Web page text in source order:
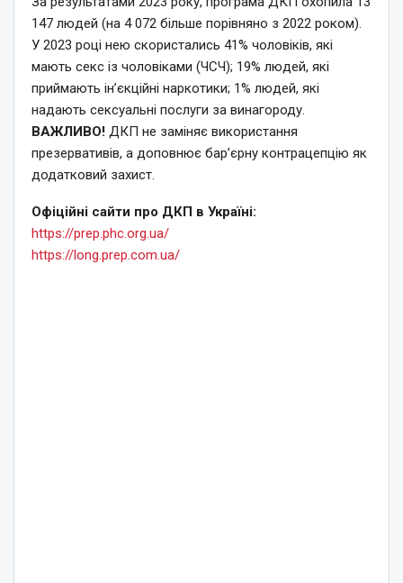
147 людей (на 4 072 більше порівняно з 2022 роком).
У 2023 році нею скористались 41% чоловіків, які
мають секс із чоловіками (ЧСЧ); 19% людей, які
приймають ін’єкційні наркотики; 1% людей, які
надають сексуальні послуги за винагороду.
ВАЖЛИВО! ДКП не заміняє використання
презервативів, а доповнює бар’єрну контрацепцію як
додатковий захист.
Офіційні сайти про ДКП в Україні:
https://prep.phc.org.ua/
https://long.prep.com.ua/